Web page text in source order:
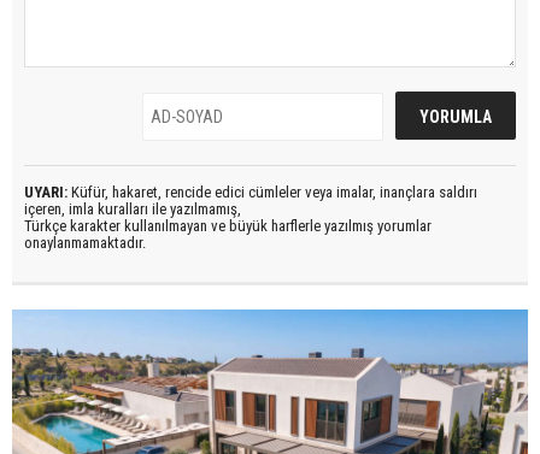
UYARI: Küfür, hakaret, rencide edici cümleler veya imalar, inançlara saldırı
içeren, imla kuralları ile yazılmamış,
Türkçe karakter kullanılmayan ve büyük harflerle yazılmış yorumlar
onaylanmamaktadır.